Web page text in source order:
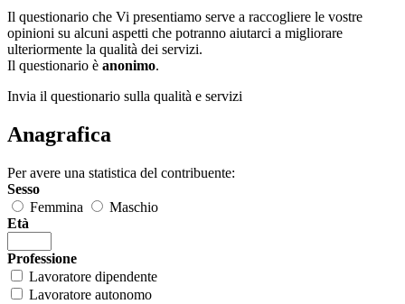
Il questionario che Vi presentiamo serve a raccogliere le vostre
opinioni su alcuni aspetti che potranno aiutarci a migliorare
ulteriormente la qualità dei servizi.
Il questionario è anonimo.
Invia il questionario sulla qualità e servizi
Anagrafica
Per avere una statistica del contribuente:
Sesso
Femmina
Maschio
Età
Professione
Lavoratore dipendente
Lavoratore autonomo